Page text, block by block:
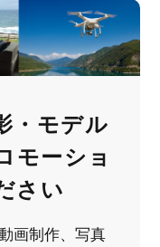
・モデル
モーショ
さい
画制作、写真